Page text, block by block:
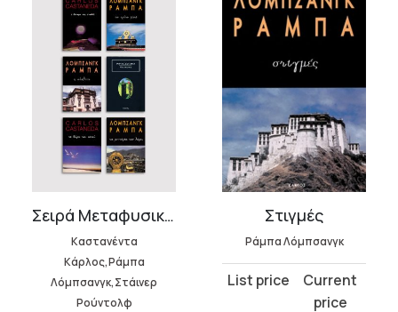
Σειρά Μεταφυσική και Σύγχρονη Ζωή (7 τόμοι)
Καστανέντα
Κάρλος,Ράμπα
Λόμπσανγκ,Στάινερ
Ρούντολφ
Στιγμές
Ράμπα Λόμπσανγκ
Original
Current